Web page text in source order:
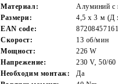
Материал:
Алуминий с
Размери:
4,5 x 3 м
EAN code:
Скорост:
13 об/мин
Мощност:
226 W
Напрежение:
230 V, 50/60
Необходим монтаж:
Да